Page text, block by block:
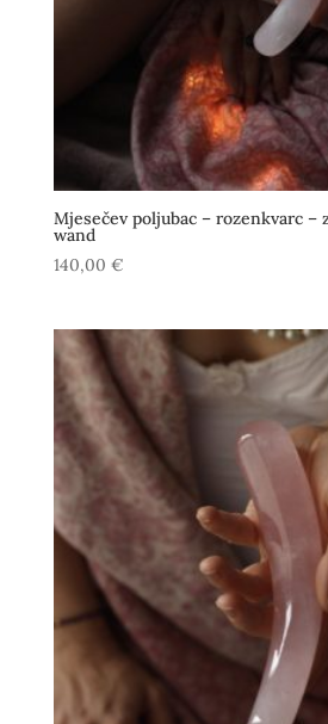
Mjesečev poljubac – rozenkvarc –
wand
140,00 €